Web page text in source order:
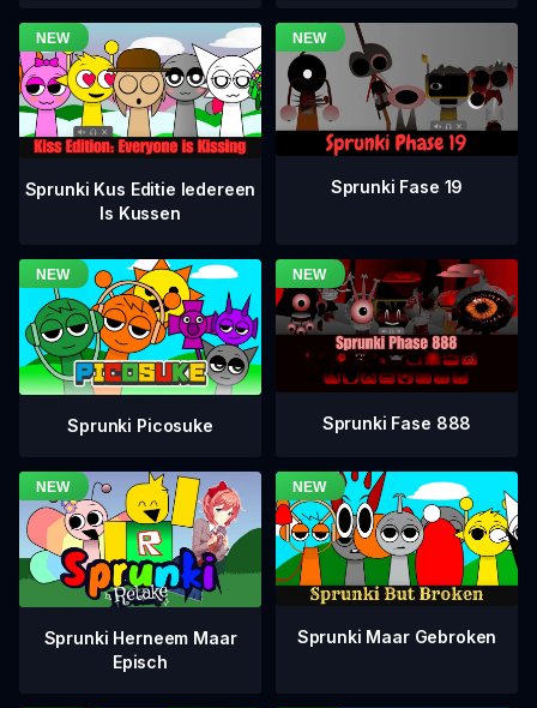
Sprunki Kus Editie Iedereen
Is Kussen
Sprunki Fase 19
Sprunki Picosuke Sprunki Fase 888
Sprunki Herneem Maar
Episch
Sprunki Maar Gebroken